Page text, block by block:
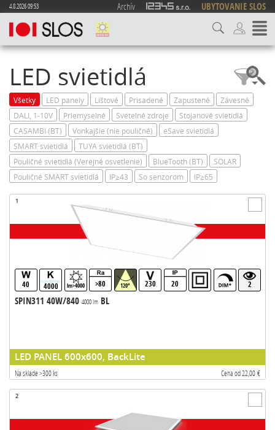
4.8.2026 09:53 Archív UBYTOVANIE SLOS
LED svietidlá
Všetky LED panely Lištové Prisadené Zapustené
Závesné
DALI, 1-10V
Priemyselné Svetelné zdroje
Stojanové svietidlá
CASAMBI (BT)
Vonkajšie (nie pouličné)
eSave svietidlá
SMART svietidlá
TUYA svietidlá (BT)
Pouličné svietidlá (Verejné osvetlenie)
BlueTooth (BT)
SOLAR
Pouličné SMART svietidlá
IP≥43 So senzorom IP≥65
1
40 4000 lm>4000 >80 120° 230 20 2
SPIN311 40W/840 4000 lmBL
LED PANEL 600x600, BackLite
Na sklade >300 ks Cena od 22,00 €
2